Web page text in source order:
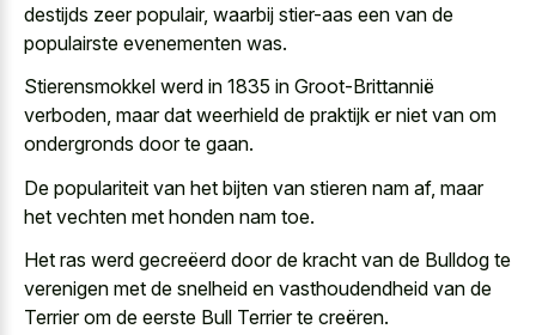
destijds zeer populair, waarbij stier-aas een van de
populairste evenementen was.
Stierensmokkel werd in 1835 in Groot-Brittannië
verboden, maar dat weerhield de praktijk er niet van om
ondergronds door te gaan.
De populariteit van het bijten van stieren nam af, maar
het vechten met honden nam toe.
Het ras werd gecreëerd door de kracht van de Bulldog te
verenigen met de snelheid en vasthoudendheid van de
Terrier om de eerste Bull Terrier te creëren.